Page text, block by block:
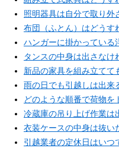
照明器具は自分で取り外
布団（ふとん）はどうす
ハンガーに掛かっている
タンスの中身は出さなけ
新品の家具を組み立てて
雨の日でも引越しは出来
どのような順番で荷物を
冷蔵庫の吊り上げ作業は
衣装ケースの中身は抜い
引越業者の定休日はいつ